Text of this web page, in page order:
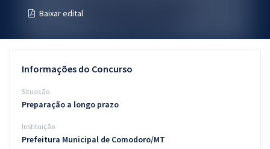
Questões grátis
Conteúdo gratuito
Aprovados
Baixar edital
Informações do Concurso
Situação
Preparação a longo prazo
Instituição
Prefeitura Municipal de Comodoro/MT